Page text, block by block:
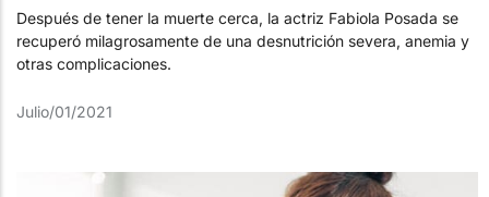
Después de tener la muerte cerca, la actriz Fabiola Posada se
recuperó milagrosamente de una desnutrición severa, anemia y
otras complicaciones.
Julio/01/2021